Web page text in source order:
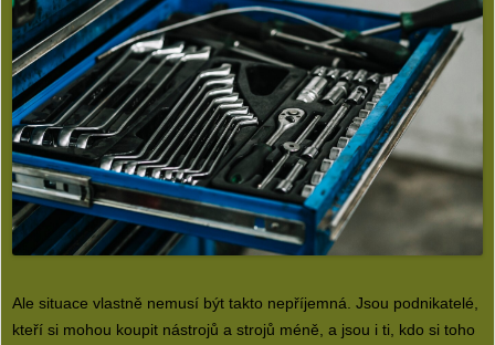
Ale situace vlastně nemusí být takto nepříjemná. Jsou podnikatelé,
kteří si mohou koupit nástrojů a strojů méně, a jsou i ti, kdo si toho